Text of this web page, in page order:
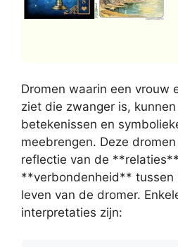
Dromen waarin een vrouw
ziet die zwanger is,
betekenissen en
meebrengen. Deze
reflectie van de
**verbondenheid** tussen
leven van de dromer.
interpretaties zijn: